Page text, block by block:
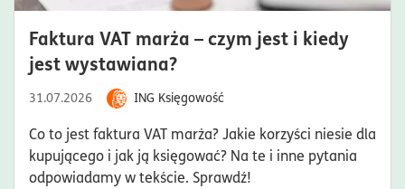
Faktura VAT marża – czym jest i kiedy
jest wystawiana?czas czytania8minuty
31.07.2026 ING Księgowość
Co to jest faktura VAT marża? Jakie korzyści niesie dla
kupującego i jak ją księgować? Na te i inne pytania
odpowiadamy w tekście. Sprawdź!